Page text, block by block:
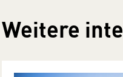
Weitere